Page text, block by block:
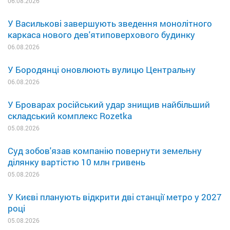
У Василькові завершують зведення монолітного
каркаса нового дев'ятиповерхового будинку
06.08.2026
У Бородянці оновлюють вулицю Центральну
06.08.2026
У Броварах російський удар знищив найбільший
складський комплекс Rozetka
05.08.2026
Суд зобов'язав компанію повернути земельну
ділянку вартістю 10 млн гривень
05.08.2026
У Києві планують відкрити дві станції метро у 2027
році
05.08.2026